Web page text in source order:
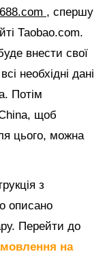
, спершу
Таоbао.com.
внести свої
необхідні дані
Потім
щоб
цього, можна
з
описано
Перейти до
на